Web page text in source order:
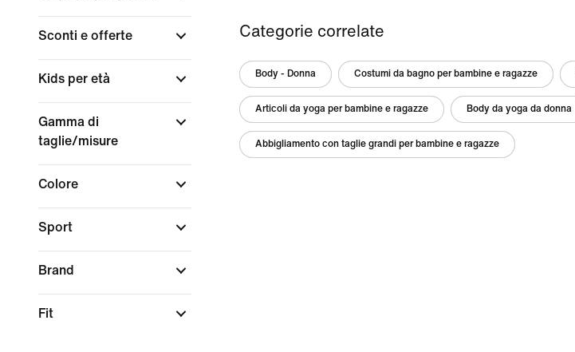
Sconti e offerte
Kids per età
Gamma di
taglie/misure
Colore
Sport
Brand
Fit
Categorie correlate
Body - Donna Costumi da bagno per bambine e ragazze
Articoli da yoga per bambine e ragazze Body da yoga da donna
Abbigliamento con taglie grandi per bambine e ragazze